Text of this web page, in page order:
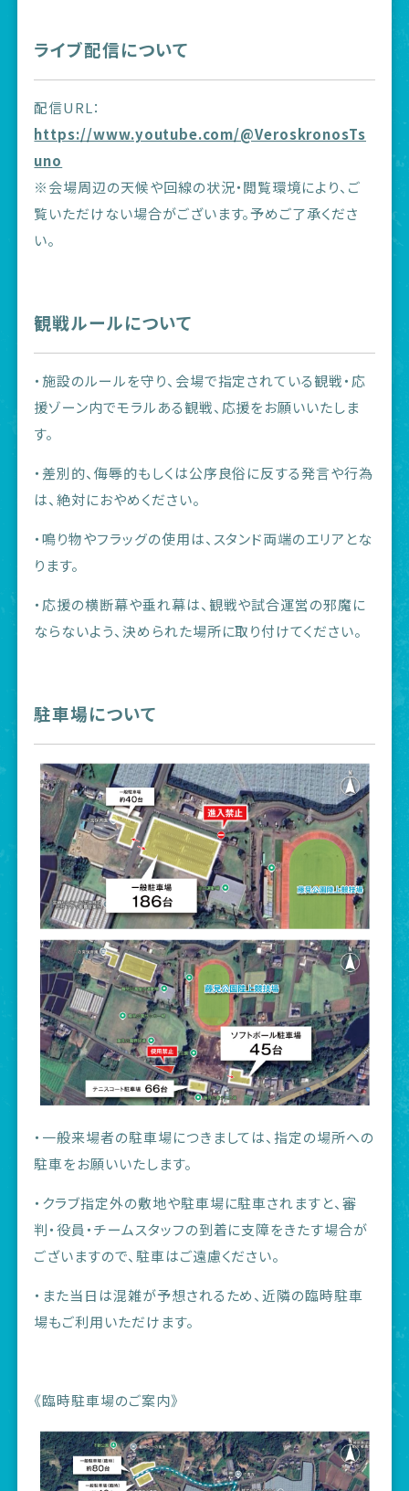
ライブ配信について
配信URL：
https://www.youtube.com/@VeroskronosTs
uno
※会場周辺の天候や回線の状況・閲覧環境により、ご
覧いただけない場合がございます。予めご了承くださ
い。
観戦ルールについて
・施設のルールを守り、会場で指定されている観戦・応
援ゾーン内でモラルある観戦、応援をお願いいたしま
す。
・差別的、侮辱的もしくは公序良俗に反する発言や行為
は、絶対におやめください。
・鳴り物やフラッグの使用は、スタンド両端のエリアとな
ります。
・応援の横断幕や垂れ幕は、観戦や試合運営の邪魔に
ならないよう、決められた場所に取り付けてください。
駐車場について
・一般来場者の駐車場につきましては、指定の場所への
駐車をお願いいたします。
・クラブ指定外の敷地や駐車場に駐車されますと、審
判・役員・チームスタッフの到着に支障をきたす場合が
ございますので、駐車はご遠慮ください。
・また当日は混雑が予想されるため、近隣の臨時駐車
場もご利用いただけます。
《臨時駐車場のご案内》